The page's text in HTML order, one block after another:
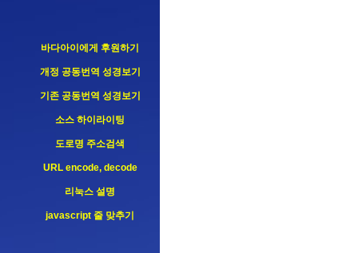
바다아이에게 후원하기
개정 공동번역 성경보기
기존 공동번역 성경보기
소스 하이라이팅
도로명 주소검색
URL encode, decode
리눅스 설명
javascript 줄 맞추기